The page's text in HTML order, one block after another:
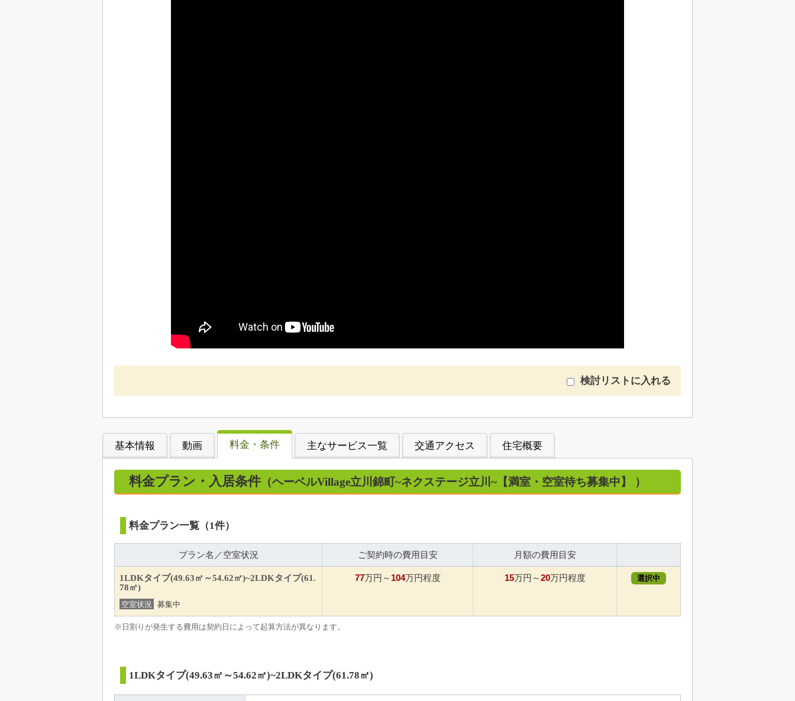
検討リストに入れる
基本情報 動画 料金・条件 主なサービス一覧 交通アクセス 住宅概要
料金プラン・入居条件 （ヘーベルVillage立川錦町~ネクステージ立川~【満室・空室待ち募集中】 ）
料金プラン一覧（1件）
プラン名／空室状況 ご契約時の費用目安 月額の費用目安
1LDKタイプ(49.63㎡～54.62㎡)~2LDKタイプ(61.
78㎡)
空室状況 募集中
77万円～ 104万円程度 15万円～20万円程度 選択中
※日割りが発生する費用は契約日によって起算方法が異なります。
1LDKタイプ(49.63㎡～54.62㎡)~2LDKタイプ(61.78㎡)